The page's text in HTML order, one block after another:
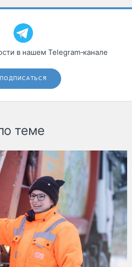
в нашем Telegram‑канале
ПОДПИСАТЬСЯ
теме